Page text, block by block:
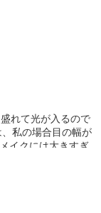
れて光が入るので
私の場合目の幅が
イクには大きすぎ
せやすいのも良
燥しなくて着け心